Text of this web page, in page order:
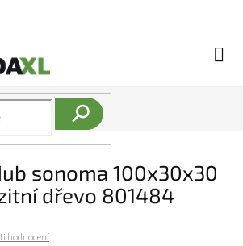
sonoma 100x30x30
dřevo 801484
je 0,0 z 5 hvězdiček.
hodnocení